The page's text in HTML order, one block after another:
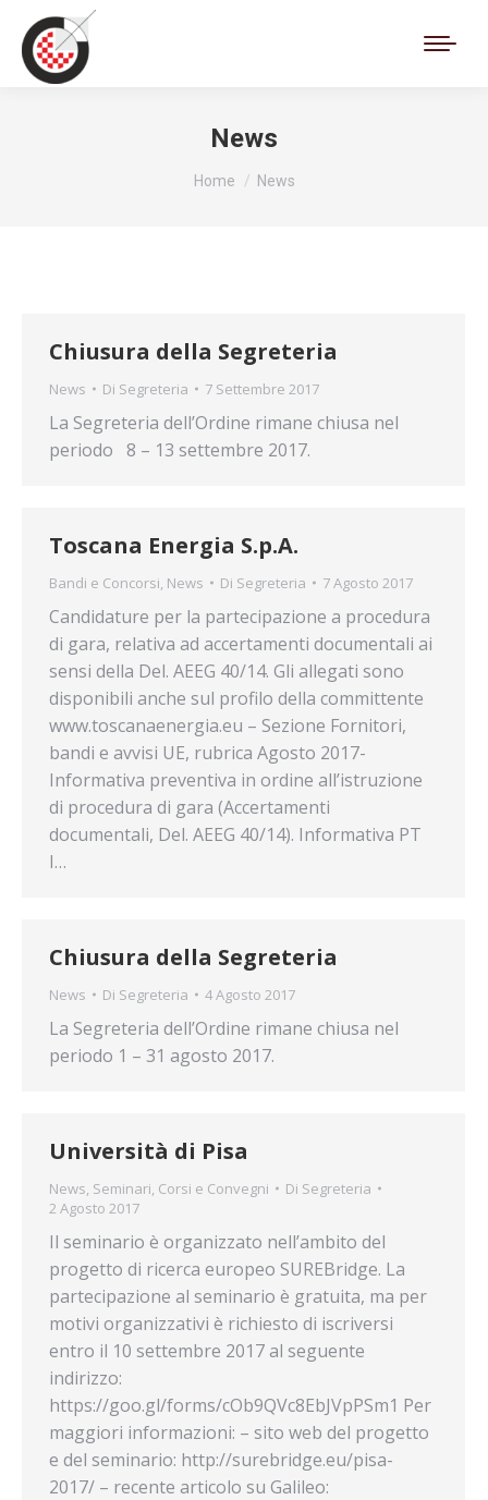
News
Tu sei qui:
Home News
Chiusura della Segreteria
News Di Segreteria 7 Settembre 2017
La Segreteria dell’Ordine rimane chiusa nel
periodo 8 – 13 settembre 2017.
Toscana Energia S.p.A.
Bandi e Concorsi, News Di Segreteria 7 Agosto 2017
Candidature per la partecipazione a procedura
di gara, relativa ad accertamenti documentali ai
sensi della Del. AEEG 40/14. Gli allegati sono
disponibili anche sul profilo della committente
www.toscanaenergia.eu – Sezione Fornitori,
bandi e avvisi UE, rubrica Agosto 2017-
Informativa preventiva in ordine all’istruzione
di procedura di gara (Accertamenti
documentali, Del. AEEG 40/14). Informativa PT
I…
Chiusura della Segreteria
News Di Segreteria 4 Agosto 2017
La Segreteria dell’Ordine rimane chiusa nel
periodo 1 – 31 agosto 2017.
Università di Pisa
News, Seminari, Corsi e Convegni Di Segreteria
2 Agosto 2017
Il seminario è organizzato nell’ambito del
progetto di ricerca europeo SUREBridge. La
partecipazione al seminario è gratuita, ma per
motivi organizzativi è richiesto di iscriversi
entro il 10 settembre 2017 al seguente
indirizzo:
https://goo.gl/forms/cOb9QVc8EbJVpPSm1 Per
maggiori informazioni: – sito web del progetto
e del seminario: http://surebridge.eu/pisa-
2017/ – recente articolo su Galileo: